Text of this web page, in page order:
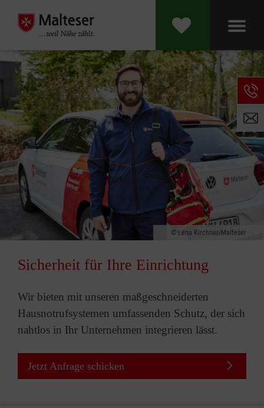
Lena Kirchner/Malteser
Sicherheit für Ihre Einrichtung
Wir bieten mit unseren maßgeschneiderten
Hausnotrufsystemen umfassenden Schutz, der sich
nahtlos in Ihr Unternehmen integrieren lässt.
Jetzt Anfrage schicken